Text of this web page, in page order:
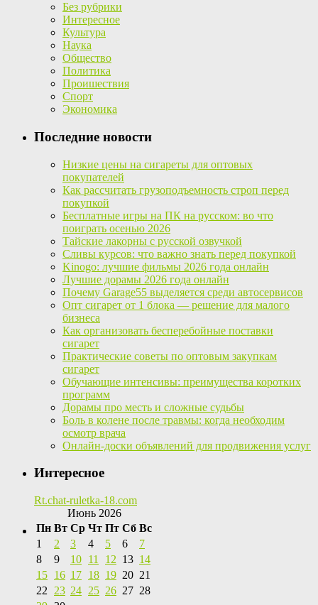
Без рубрики
Интересное
Культура
Наука
Общество
Политика
Проишествия
Спорт
Экономика
Последние новости
Низкие цены на сигареты для оптовых
покупателей
Как рассчитать грузоподъемность строп перед
покупкой
Бесплатные игры на ПК на русском: во что
поиграть осенью 2026
Тайские лакорны с русской озвучкой
Сливы курсов: что важно знать перед покупкой
Kinogo: лучшие фильмы 2026 года онлайн
Лучшие дорамы 2026 года онлайн
Почему Garage55 выделяется среди автосервисов
Опт сигарет от 1 блока — решение для малого
бизнеса
Как организовать бесперебойные поставки
сигарет
Практические советы по оптовым закупкам
сигарет
Обучающие интенсивы: преимущества коротких
программ
Дорамы про месть и сложные судьбы
Боль в колене после травмы: когда необходим
осмотр врача
Онлайн-доски объявлений для продвижения услуг
Интересное
Rt.chat-ruletka-18.com
Июнь 2026
Пн Вт Ср Чт Пт Сб Вс
1
2 3 4 5 6
7
8
9 10 11 12 13 14
15 16 17 18 19 20 21
22
23 24 25 26 27 28